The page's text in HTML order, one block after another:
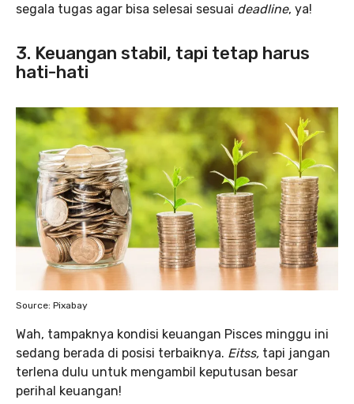
segala tugas agar bisa selesai sesuai deadline, ya!
3. Keuangan stabil, tapi tetap harus
hati-hati
Source: Pixabay
Wah, tampaknya kondisi keuangan Pisces minggu ini
sedang berada di posisi terbaiknya. Eitss, tapi jangan
terlena dulu untuk mengambil keputusan besar
perihal keuangan!